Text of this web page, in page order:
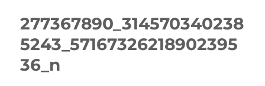
277367890_314570340238
5243_57167326218902395
36_n